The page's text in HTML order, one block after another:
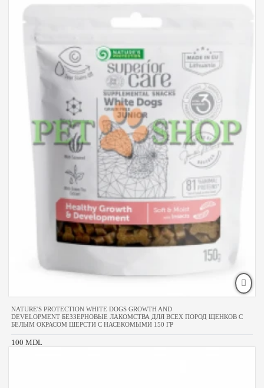
NATURE'S PROTECTION WHITE DOGS GROWTH AND
DEVELOPMENT БЕЗЗЕРНОВЫЕ ЛАКОМСТВА ДЛЯ ВСЕХ ПОРОД ЩЕНКОВ С
БЕЛЫМ ОКРАСОМ ШЕРСТИ С НАСЕКОМЫМИ 150 ГР
100 MDL